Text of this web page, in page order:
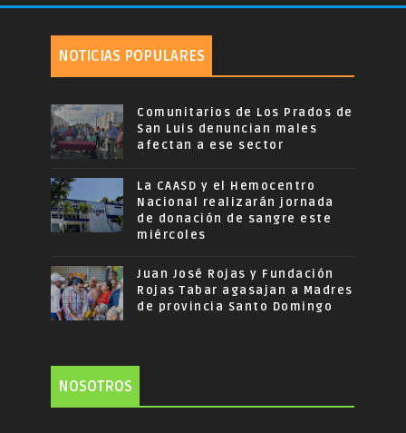
NOTICIAS POPULARES
Comunitarios de Los Prados de
San Luis denuncian males
afectan a ese sector
La CAASD y el Hemocentro
Nacional realizarán jornada
de donación de sangre este
miércoles
Juan José Rojas y Fundación
Rojas Tabar agasajan a Madres
de provincia Santo Domingo
NOSOTROS